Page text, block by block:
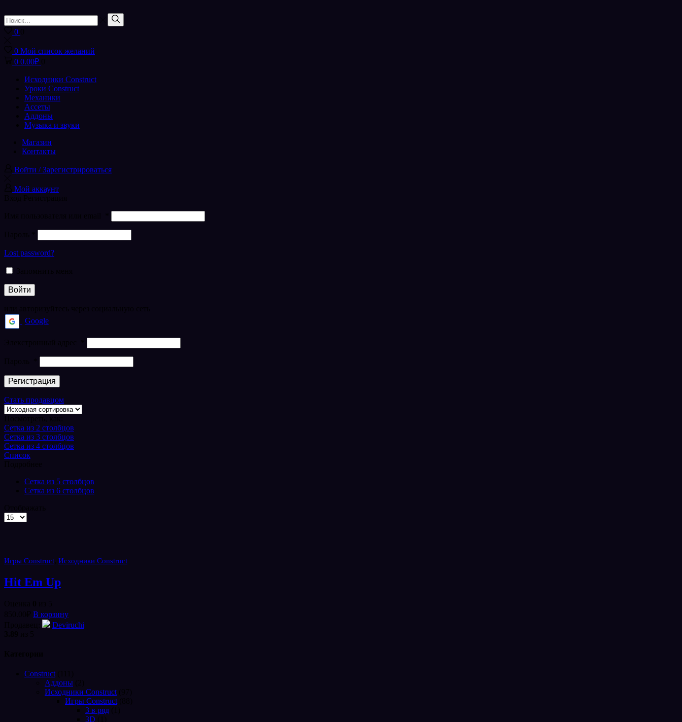
Поиск
входа
Поиск
0
0 Мой список желаний
0 0.00₽
Исходники Construct
Уроки Construct
Механики
Ассеты
Аддоны
Музыка и звуки
Магазин
Контакты
Войти / Зарегистрироваться
Мой аккаунт
Lost password?
Войти
Google
Регистрация
Стать продавцом
Сетка из 2 столбцов
Сетка из 3 столбцов
Сетка из 4 столбцов
Список
Сетка из 5 столбцов
Сетка из 6 столбцов
Товаров
Игры Construct Исходники Construct
Hit Em Up
В корзину
Deviruchi
Construct
Аддоны
Исходники Construct
Игры Construct
3 в ряд
3D